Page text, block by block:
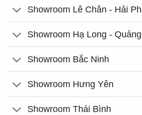
Showroom Lê Chân - Hải
Showroom Hạ Long -
Showroom Bắc Ninh
Showroom Hưng Yên
Showroom Thái Bình